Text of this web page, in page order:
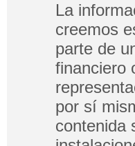
La
creemos
parte de
financiero
por sí
contenida